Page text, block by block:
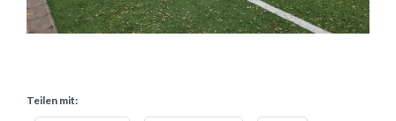
Teilen mit: